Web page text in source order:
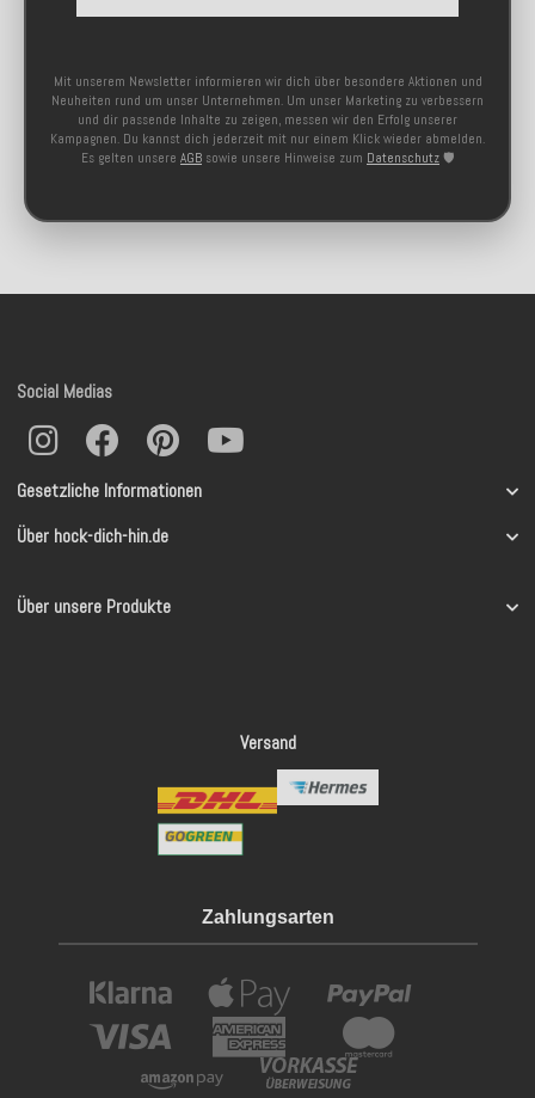
Mit unserem Newsletter informieren wir dich über besondere Aktionen und
Neuheiten rund um unser Unternehmen. Um unser Marketing zu verbessern
und dir passende Inhalte zu zeigen, messen wir den Erfolg unserer
Kampagnen. Du kannst dich jederzeit mit nur einem Klick wieder abmelden.
Es gelten unsere AGB sowie unsere Hinweise zum Datenschutz 🛡️
Gesetzliche Informationen
Über hock-dich-hin.de
Über unsere Produkte
Social Medias
Versand
Zahlungsarten